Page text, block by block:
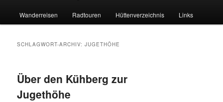
Wanderreisen Radtouren Hüttenverzeichnis Links
SCHLAGWORT-ARCHIV:JUGETHÖHE
Über den Kühberg zur
Jugethöhe